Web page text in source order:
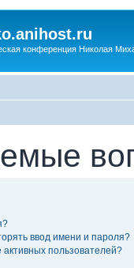
конференция Николая
ввод имени и пароля?
активных пользователей?